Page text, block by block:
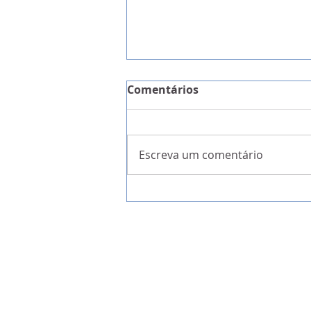
Comentários
Escreva um comentário